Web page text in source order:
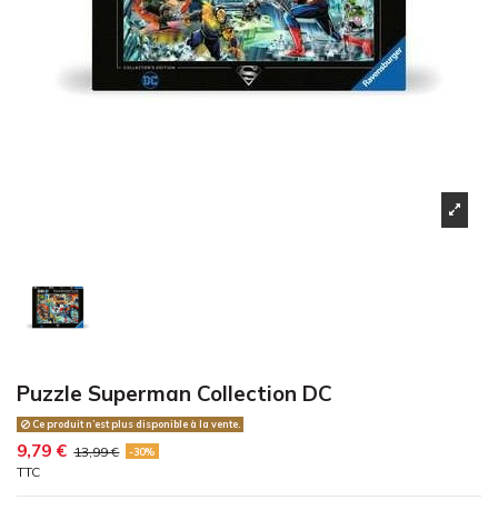
Puzzle Superman Collection DC
Ce produit n’est plus disponible à la vente.
9,79 € 13,99 € -30%
TTC